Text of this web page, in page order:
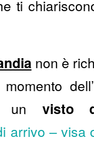
ti
non è
un visto
arrivo – visa